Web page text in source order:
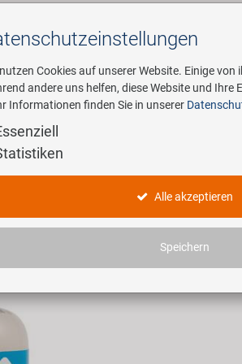
Bremsflüssigkeit
Cookies auf unserer Website. Einige von
andere uns helfen, diese Website und Ihre
Informationen finden Sie in unserer
Alle akzeptieren
Speichern